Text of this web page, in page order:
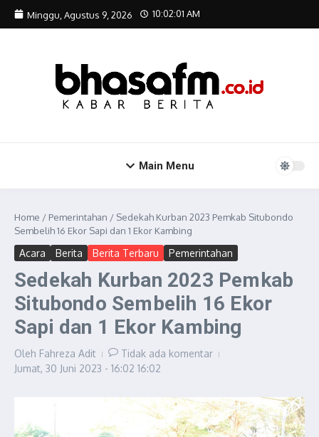
Lewati ke konten
Minggu, Agustus 9, 2026 10:02:02 AM
Main Menu
Home / Pemerintahan / Sedekah Kurban 2023 Pemkab Situbondo
Sembelih 16 Ekor Sapi dan 1 Ekor Kambing
Acara Berita Berita Terbaru Pemerintahan
Sedekah Kurban 2023 Pemkab
Situbondo Sembelih 16 Ekor
Sapi dan 1 Ekor Kambing
Oleh Fahreza Adit
Tidak ada komentar
Jumat, 30 Juni 2023 - 16:02 16:02